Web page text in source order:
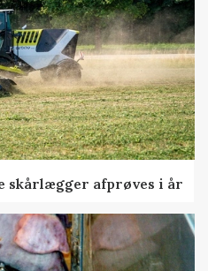
skårlægger afprøves i år